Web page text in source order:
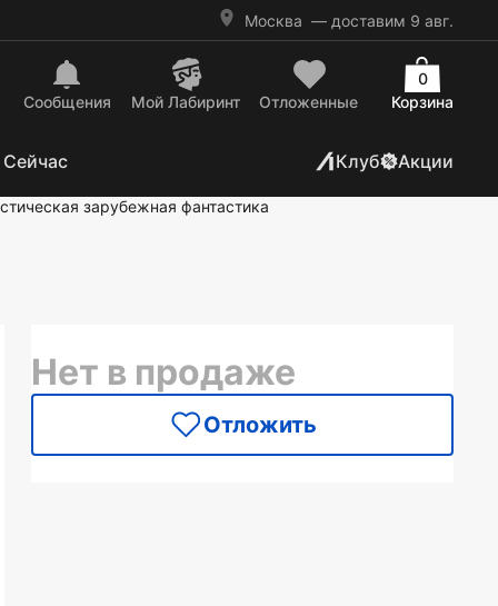
Москва — доставим 9 авг.
Сообщения Mой Лабиринт Отложенные Корзина
0
Клуб Акции
зарубежная фантастика
Нет в продаже
Отложить